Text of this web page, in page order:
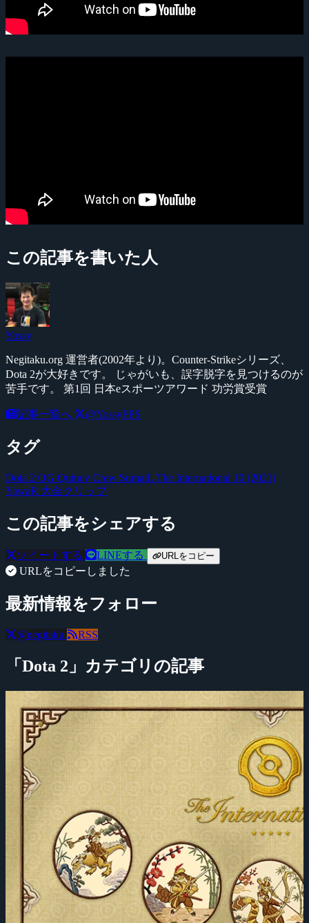
この記事を書いた人
Yossy
Negitaku.org 運営者(2002年より)。Counter-Strikeシリーズ、
Dota 2が大好きです。 じゃがいも、誤字脱字を見つけるのが
苦手です。 第1回 日本eスポーツアワード 功労賞受賞
記事一覧へ @YossyFPS
タグ
Dota 2 OG Quincy Crew SumaiL The International 10 (2021)
YawaR 大会クリップ
この記事をシェアする
ツイートする LINEする URLをコピー
URLをコピーしました
最新情報をフォロー
@negitaku RSS
「Dota 2」カテゴリの記事